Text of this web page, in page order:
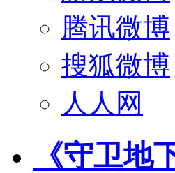
腾讯微博
搜狐微博
人人网
《守卫地